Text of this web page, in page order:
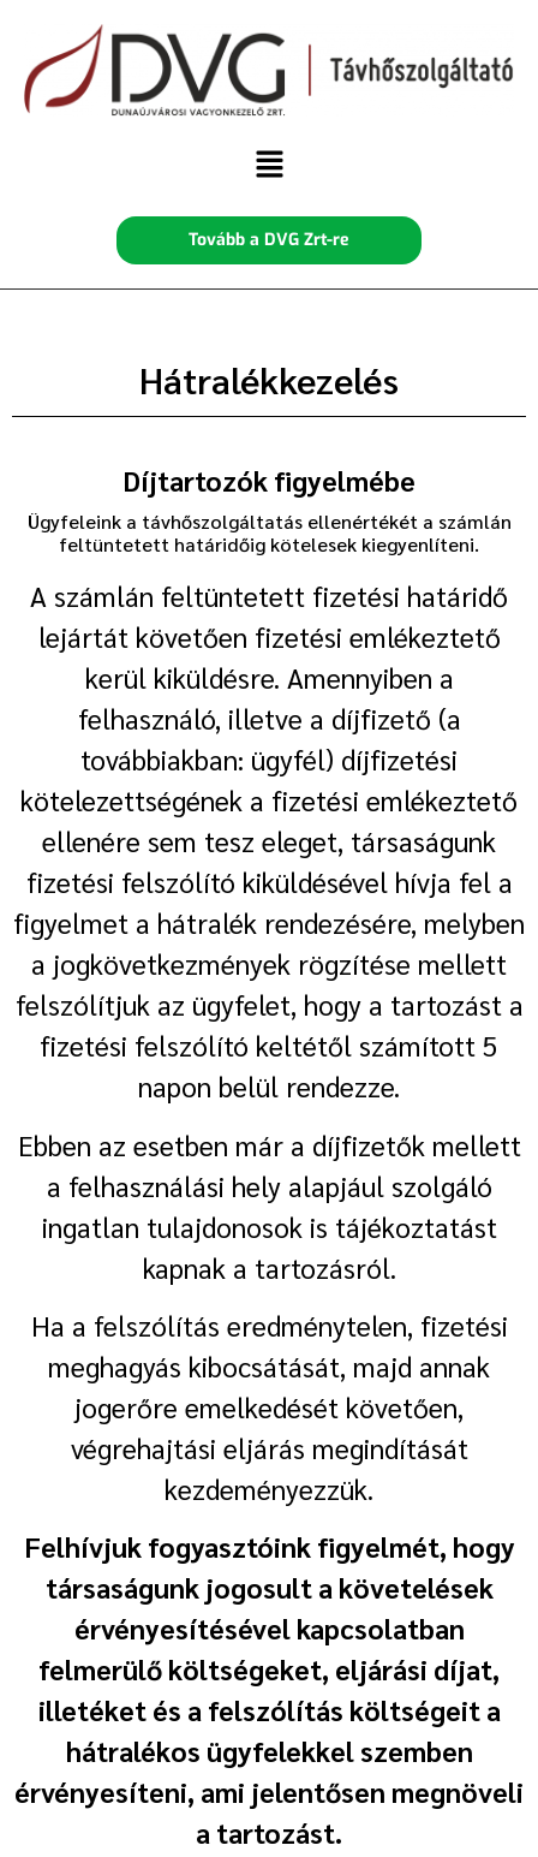
Tovább a DVG Zrt-re
Hátralékkezelés
Díjtartozók figyelmébe
Ügyfeleink a távhőszolgáltatás ellenértékét a számlán
feltüntetett határidőig kötelesek kiegyenlíteni.
A számlán feltüntetett fizetési határidő
lejártát követően fizetési emlékeztető
kerül kiküldésre. Amennyiben a
felhasználó, illetve a díjfizető (a
továbbiakban: ügyfél) díjfizetési
kötelezettségének a fizetési emlékeztető
ellenére sem tesz eleget, társaságunk
fizetési felszólító kiküldésével hívja fel a
figyelmet a hátralék rendezésére, melyben
a jogkövetkezmények rögzítése mellett
felszólítjuk az ügyfelet, hogy a tartozást a
fizetési felszólító keltétől számított 5
napon belül rendezze.
Ebben az esetben már a díjfizetők mellett
a felhasználási hely alapjául szolgáló
ingatlan tulajdonosok is tájékoztatást
kapnak a tartozásról.
Ha a felszólítás eredménytelen, fizetési
meghagyás kibocsátását, majd annak
jogerőre emelkedését követően,
végrehajtási eljárás megindítását
kezdeményezzük.
Felhívjuk fogyasztóink figyelmét, hogy
társaságunk jogosult a követelések
érvényesítésével kapcsolatban
felmerülő költségeket, eljárási díjat,
illetéket és a felszólítás költségeit a
hátralékos ügyfelekkel szemben
érvényesíteni, ami jelentősen megnöveli
a tartozást.